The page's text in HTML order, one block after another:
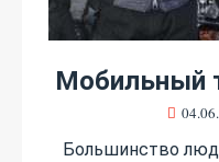
Мобильный
Большинство